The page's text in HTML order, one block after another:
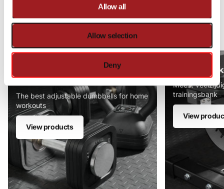
Allow all
Allow selection
Deny
Geen items gevonden
Kettlebells
The best adjustable dumbbells for home
workouts
View products
Meest
trainingsbank
View